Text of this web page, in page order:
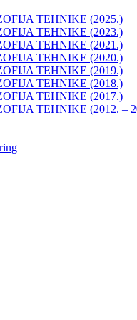
TEHNIKE (2025.)
TEHNIKE (2023.)
TEHNIKE (2021.)
TEHNIKE (2020.)
TEHNIKE (2019.)
TEHNIKE (2018.)
TEHNIKE (2017.)
TEHNIKE (2012. –